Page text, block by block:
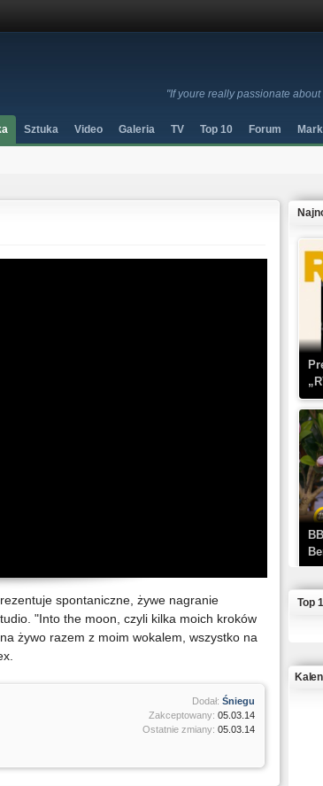
"If youre really passionate
Sztuka Video Galeria TV Top 10 Forum
spontaniczne, żywe nagranie
"Into the moon, czyli kilka moich kroków
żywo razem z moim wokalem, wszystko na
Dodał: Śniegu
Zakceptowany: 05.03.14
Ostatnie zmiany: 05.03.14
Top